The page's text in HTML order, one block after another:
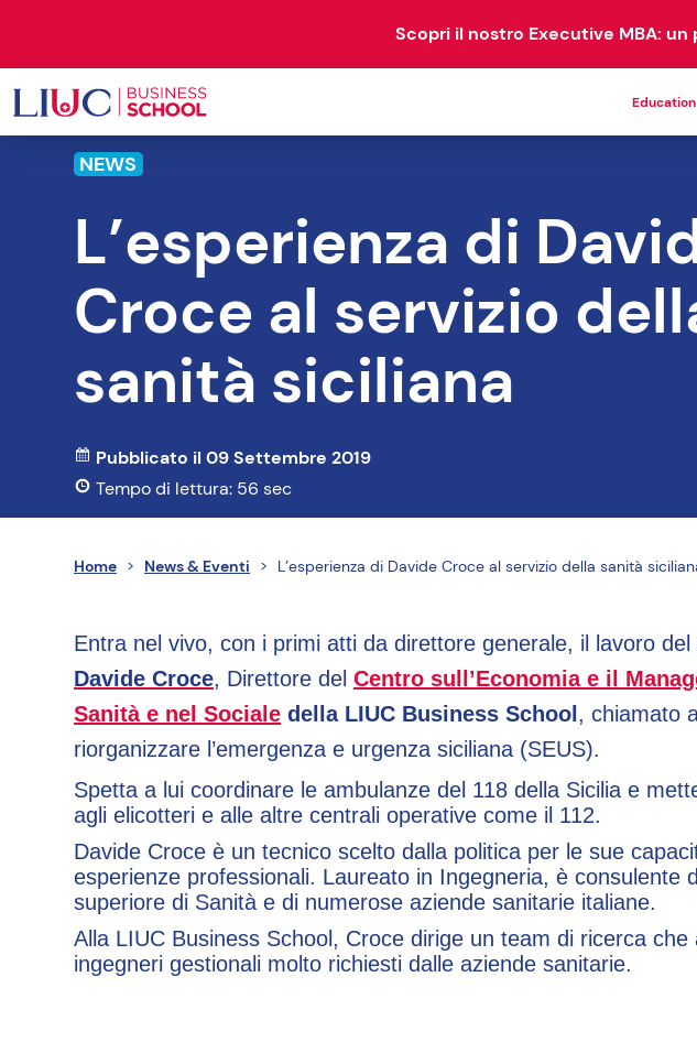
Scopri il nostro Executive MBA:
Education
OPEN
PROGRAM
72 corsi disponibili 21
Master Executive 11
OPEN
ACADEMY
2 corsi disponibili
RESEARCH
& STUDIES
BUSINESS
OBSERVATORIES
NEWS
L’esperienza di
Croce al servizio
sanità siciliana
Pubblicato il 09 Settembre 2019
Tempo di lettura: 56 sec
Home > News & Eventi > L’esperienza di Davide Croce al servizio della sanità
Entra nel vivo, con i primi atti da direttore generale, il lavoro
Davide Croce, Direttore del Centro sull’Economia e il
Sanità e nel Sociale della LIUC Business School , chiamato
riorganizzare l’emergenza e urgenza siciliana (SEUS).
Spetta a lui coordinare le ambulanze del 118 della Sicilia e
agli elicotteri e alle altre centrali operative come il 112.
Davide Croce è un tecnico scelto dalla politica per le sue
esperienze professionali. Laureato in Ingegneria, è consulente
superiore di Sanità e di numerose aziende sanitarie italiane.
Alla LIUC Business School, Croce dirige un team di ricerca che
ingegneri gestionali molto richiesti dalle aziende sanitarie.